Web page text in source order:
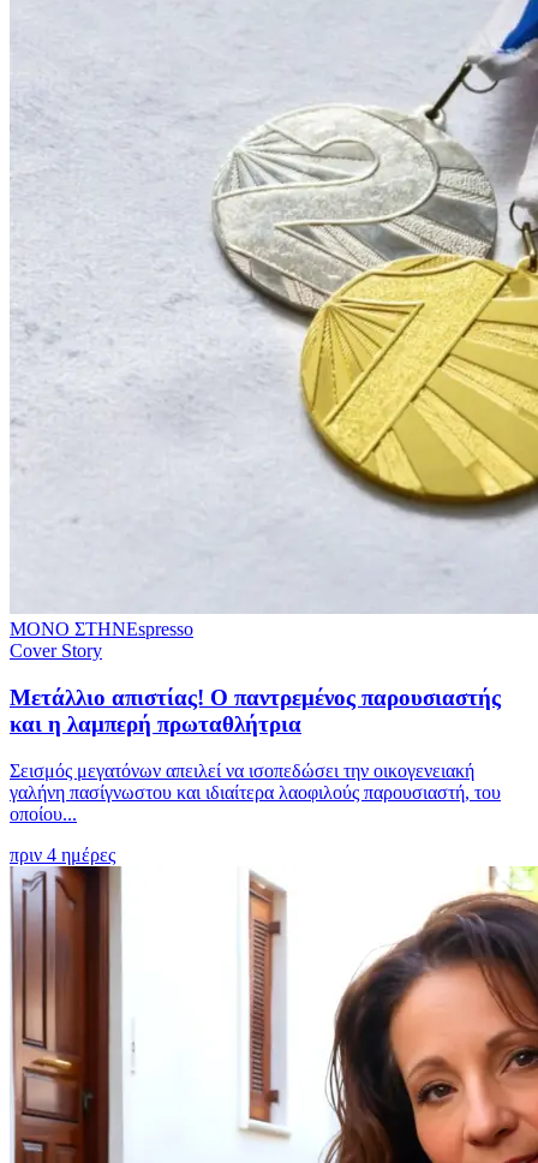
ΜΟΝΟ ΣΤΗΝEspresso
Cover Story
Μετάλλιο απιστίας! Ο παντρεμένος παρουσιαστής
και η λαμπερή πρωταθλήτρια
Σεισμός μεγατόνων απειλεί να ισοπεδώσει την οικογενειακή
γαλήνη πασίγνωστου και ιδιαίτερα λαοφιλούς παρουσιαστή, του
οποίου...
πριν 4 ημέρες